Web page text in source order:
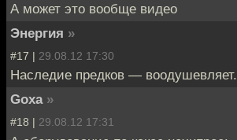
А может это вообще видео
Энергия »
#17 | 29.08.12 17:30
Наследие предков — воодушевляет.
Goxa »
#18 | 29.08.12 17:31